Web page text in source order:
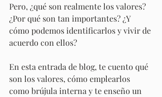
Pero, ¿qué son realmente los valores?
¿Por qué son tan importantes? ¿Y
cómo podemos identificarlos y vivir de
acuerdo con ellos?
En esta entrada de blog, te cuento qué
son los valores, cómo emplearlos
como brújula interna y te enseño un